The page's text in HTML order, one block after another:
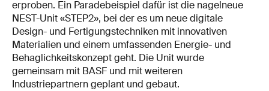
erproben. Ein Paradebeispiel dafür ist die nagelneue
NEST-Unit «STEP2», bei der es um neue digitale
Design- und Fertigungstechniken mit innovativen
Materialien und einem umfassenden Energie- und
Behaglichkeitskonzept geht. Die Unit wurde
gemeinsam mit BASF und mit weiteren
Industriepartnern geplant und gebaut.